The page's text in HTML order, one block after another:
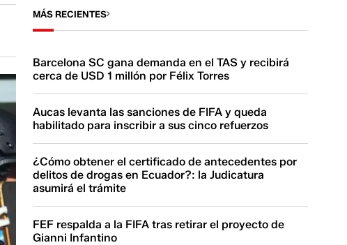
MÁS RECIENTES
Barcelona SC gana demanda en el TAS y recibirá
cerca de USD 1 millón por Félix Torres
Aucas levanta las sanciones de FIFA y queda
habilitado para inscribir a sus cinco refuerzos
¿Cómo obtener el certificado de antecedentes por
delitos de drogas en Ecuador?: la Judicatura
asumirá el trámite
FEF respalda a la FIFA tras retirar el proyecto de
Gianni Infantino